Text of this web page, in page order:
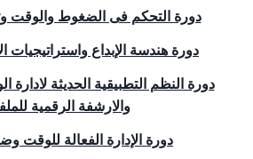
دورة التحكم فى الضغوط والوقت
دورة هندسة الإبداع واستراتيجيات
دورة النظم التطبيقية الحديثة لادارة
والارشفة الرقمية
دورة الإدارة الفعالة للوقت